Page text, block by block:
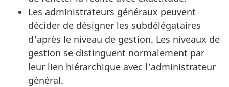
Les administrateurs généraux peuvent
décider de désigner les subdélégataires
d'après le niveau de gestion. Les niveaux de
gestion se distinguent normalement par
leur lien hiérarchique avec l'administrateur
général.